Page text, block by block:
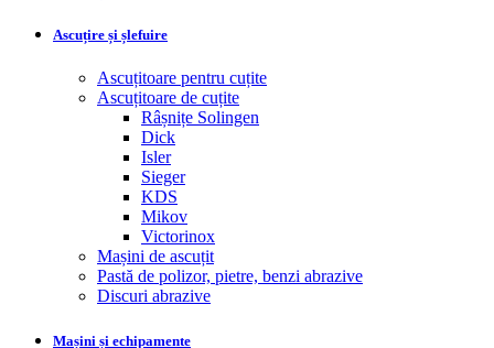
Ascuțire și șlefuire
Ascuțitoare pentru cuțite
Ascuțitoare de cuțite
Râșnițe Solingen
Dick
Isler
Sieger
KDS
Mikov
Victorinox
Mașini de ascuțit
Pastă de polizor, pietre, benzi abrazive
Discuri abrazive
Mașini și echipamente